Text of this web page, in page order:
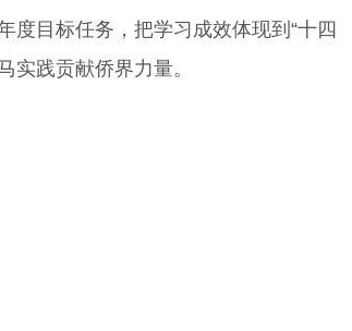
目标任务，把学习成效体现到“十四
实践贡献侨界力量。